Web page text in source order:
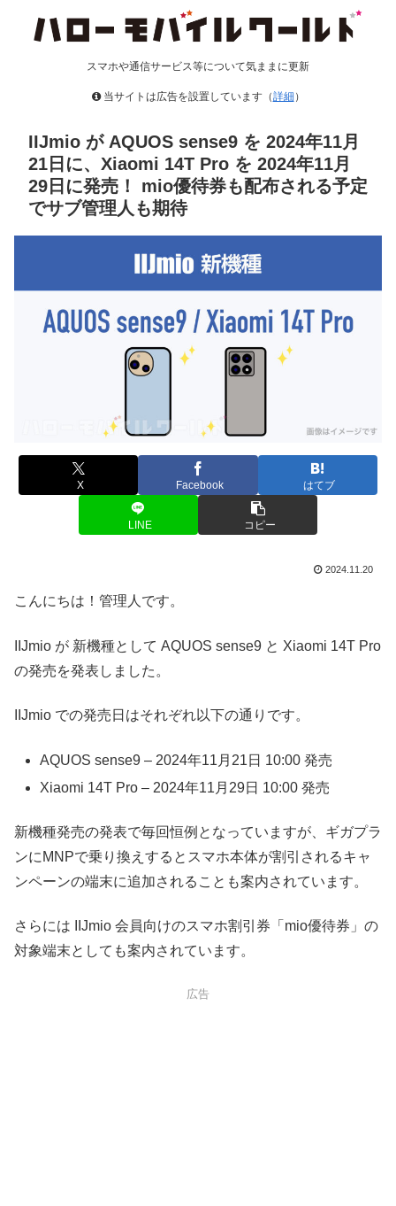
スマホや通信サービス等について気ままに更新
当サイトは広告を設置しています（詳細 ）
IIJmio が AQUOS sense9 を 2024年11月
21日に、Xiaomi 14T Pro を 2024年11月
29日に発売！ mio優待券も配布される予定
でサブ管理人も期待
X Facebook はてブ
LINE コピー
2024.11.20
こんにちは！管理人です。
IIJmio が 新機種として AQUOS sense9 と Xiaomi 14T Pro
の発売を発表しました。
IIJmio での発売日はそれぞれ以下の通りです。
AQUOS sense9 – 2024年11月21日 10:00 発売
Xiaomi 14T Pro – 2024年11月29日 10:00 発売
新機種発売の発表で毎回恒例となっていますが、ギガプラ
ンにMNPで乗り換えするとスマホ本体が割引されるキャ
ンペーンの端末に追加されることも案内されています。
さらには IIJmio 会員向けのスマホ割引券「mio優待券」の
対象端末としても案内されています。
広告